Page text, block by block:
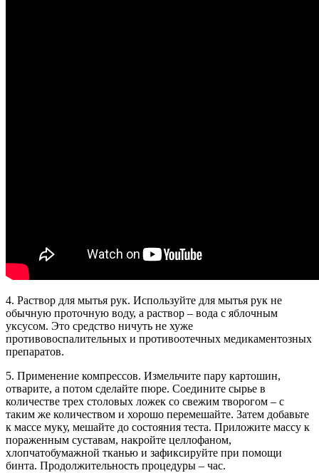
4. Раствор для мытья рук. Используйте для мытья рук не
обычную проточную воду, а раствор – вода с яблочным
уксусом. Это средство ничуть не хуже
противовоспалительных и противоотечных медикаментозных
препаратов.
5. Применение компрессов. Измельчите пару картошин,
отварите, а потом сделайте пюре. Соедините сырье в
количестве трех столовых ложек со свежим творогом – с
таким же количеством и хорошо перемешайте. Затем добавьте
к массе муку, мешайте до состояния теста. Приложите массу к
пораженным суставам, накройте целлофаном,
хлопчатобумажной тканью и зафиксируйте при помощи
бинта. Продолжительность процедуры – час.